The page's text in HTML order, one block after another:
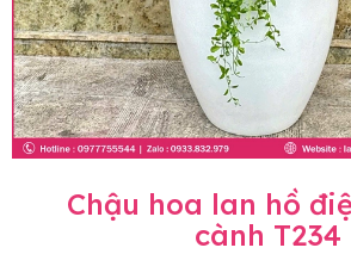
Chậu hoa lan hồ
cành T234